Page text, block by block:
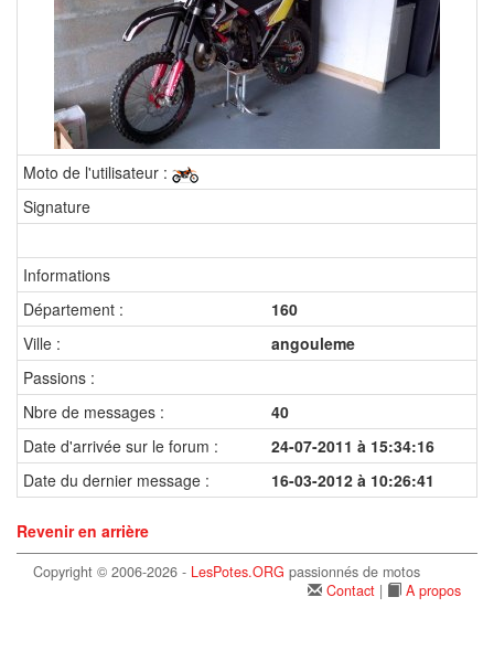
Moto de l'utilisateur :
Signature
Informations
Département :
160
Ville :
angouleme
Passions :
Nbre de messages :
40
Date d'arrivée sur le forum :
24-07-2011 à 15:34:16
Date du dernier message :
16-03-2012 à 10:26:41
Revenir en arrière
Copyright © 2006-2026 - LesPotes.ORG passionnés de motos
Contact | A propos